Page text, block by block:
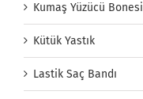
Kumaş Yüzücü Bonesi
Kütük Yastık
Lastik Saç Bandı